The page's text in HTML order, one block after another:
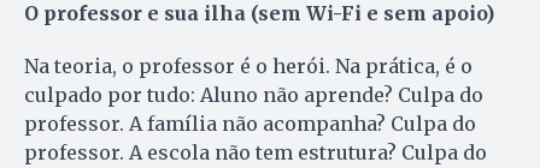
O professor e sua ilha (sem Wi-Fi e sem apoio)
Na teoria, o professor é o herói. Na prática, é o
culpado por tudo: Aluno não aprende? Culpa do
professor. A família não acompanha? Culpa do
professor. A escola não tem estrutura? Culpa do